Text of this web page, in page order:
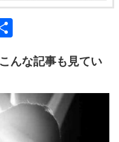
んな記事も見てい